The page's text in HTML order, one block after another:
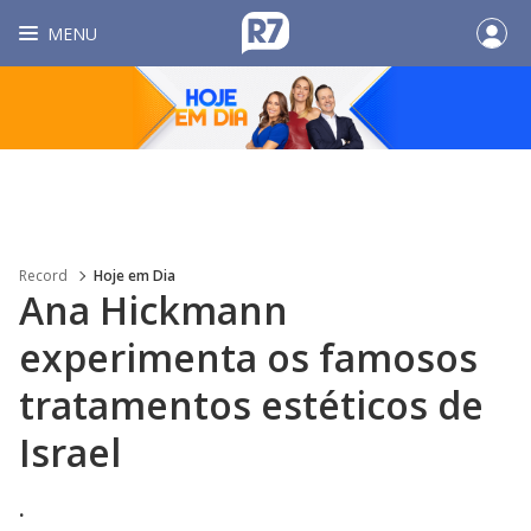
MENU
Record Hoje em Dia
Ana Hickmann
experimenta os famosos
tratamentos estéticos de
Israel
.